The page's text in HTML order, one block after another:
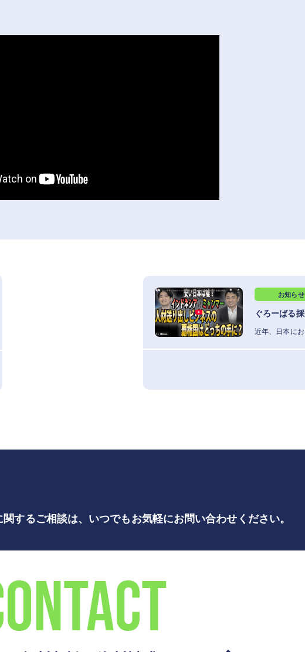
お知らせ
するご相談は、 いつでもお気軽にお問い合わせください。